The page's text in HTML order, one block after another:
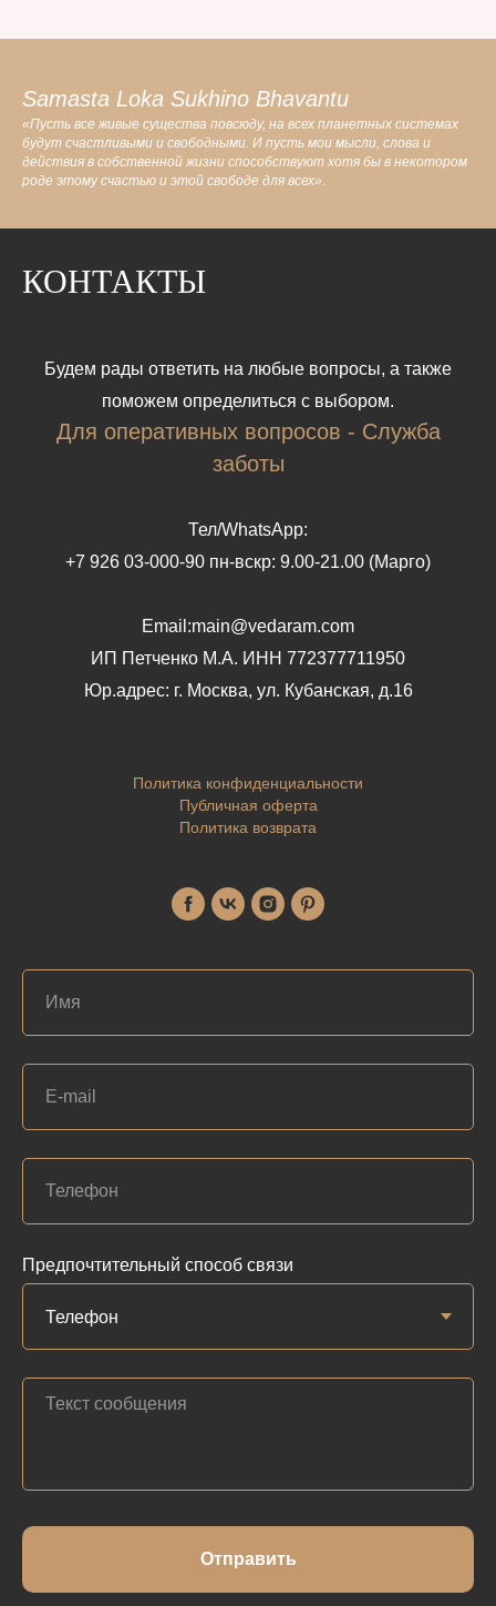
Samasta Loka Sukhino Bhavantu
«Пусть все живые существа повсюду, на всех планетных системах
будут счастливыми и свободными. И пусть мои мысли, слова и
действия в собственной жизни способствуют хотя бы в некотором
роде этому счастью и этой свободе для всех».
КОНТАКТЫ
Будем рады ответить на любые вопросы, а также
поможем определиться с выбором.
Для оперативных вопросов - Служба
заботы
Тел/WhatsApp:
+7 926 03-000-90 пн-вскр: 9.00-21.00 (Марго)
Email:main@vedaram.com
ИП Петченко М.А. ИНН 772377711950
Юр.адрес: г. Москва, ул. Кубанская, д.16
Политика конфиденциальности
Публичная оферта
Политика возврата
Предпочтительный способ связи
Отправить